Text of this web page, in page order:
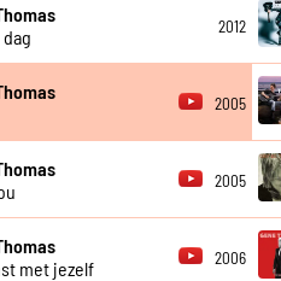
2012
2005
2005
met jezelf
2006